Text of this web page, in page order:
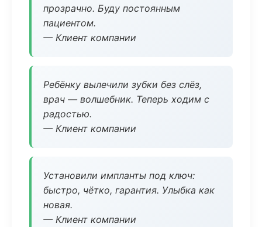
прозрачно. Буду постоянным
пациентом.
— Клиент компании
Ребёнку вылечили зубки без слёз,
врач — волшебник. Теперь ходим с
радостью.
— Клиент компании
Установили импланты под ключ:
быстро, чётко, гарантия. Улыбка как
новая.
— Клиент компании